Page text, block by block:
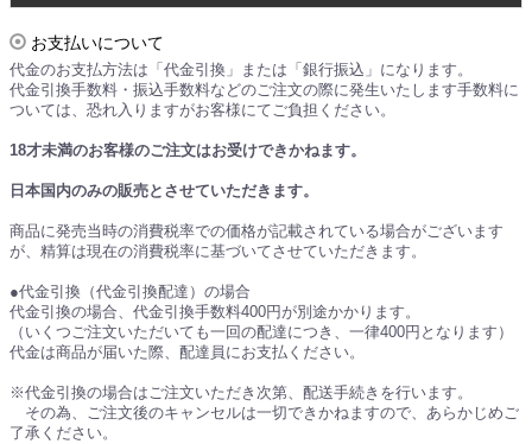
お支払いについて
代金のお支払方法は「代金引換」または「銀行振込」になります。
代金引換手数料・振込手数料などのご注文の際に発生いたします手数料に
ついては、恐れ入りますがお客様にてご負担ください。
18才未満のお客様のご注文はお受けできかねます。
日本国内のみの販売とさせていただきます。
商品に発売当時の消費税率での価格が記載されている場合がございます
が、精算は現在の消費税率に基づいてさせていただきます。
●代金引換（代金引換配達）の場合
代金引換の場合、代金引換手数料400円が別途かかります。
（いくつご注文いただいても一回の配達につき、一律400円となります）
代金は商品が届いた際、配達員にお支払ください。
※代金引換の場合はご注文いただき次第、配送手続きを行います。
その為、ご注文後のキャンセルは一切できかねますので、あらかじめご
了承ください。